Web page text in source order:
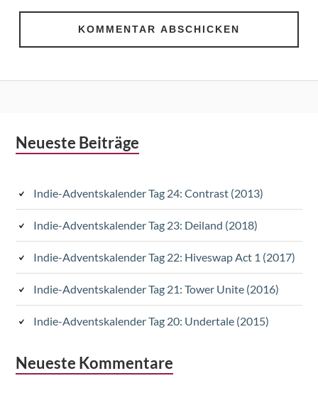
Subsidiary
Neueste Beiträge
Indie-Adventskalender Tag 24: Contrast (2013)
Indie-Adventskalender Tag 23: Deiland (2018)
Indie-Adventskalender Tag 22: Hiveswap Act 1 (2017)
Indie-Adventskalender Tag 21: Tower Unite (2016)
Indie-Adventskalender Tag 20: Undertale (2015)
Neueste Kommentare